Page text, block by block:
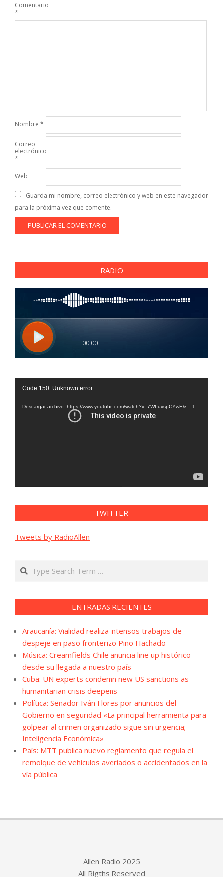
Comentario
*
Nombre *
Correo
electrónico
*
Web
Guarda mi nombre, correo electrónico y web en este navegador
para la próxima vez que comente.
RADIO
Reproductor
vídeo
Code 150: Unknown error.
Descargar archivo: https://www.youtube.com/watch?v=7WLuvspCYwE&_=1
TWITTER
Tweets by RadioAllen
Search
ENTRADAS RECIENTES
Araucanía: Vialidad realiza intensos trabajos de
despeje en paso fronterizo Pino Hachado
Música: Creamfields Chile anuncia line up histórico
desde su llegada a nuestro país
Cuba: UN experts condemn new US sanctions as
humanitarian crisis deepens
Política: Senador Iván Flores por anuncios del
Gobierno en seguridad «La principal herramienta para
golpear al crimen organizado sigue sin urgencia;
Inteligencia Económica»
País: MTT publica nuevo reglamento que regula el
remolque de vehículos averiados o accidentados en la
vía pública
Allen Radio 2025
All Rigths Reserved